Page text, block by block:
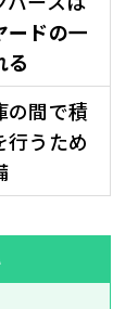
ードの一
る
の間で積
行うため